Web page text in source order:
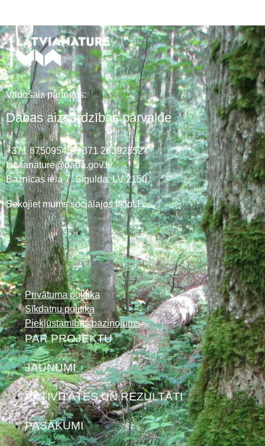
Vadošais partneris:
Dabas aizsardzības pārvalde
+371 67509545,+371 26392352
latvianature@daba.gov.lv
Baznīcas iela 7, Sigulda, LV-2150
Sekojiet mums sociālajos tīklos!
Privātuma politika
Sīkdatņu politika
Piekļūstamības paziņojums
PAR PROJEKTU
JAUNUMI
AKTIVITĀTES UN REZULTĀTI
PASĀKUMI